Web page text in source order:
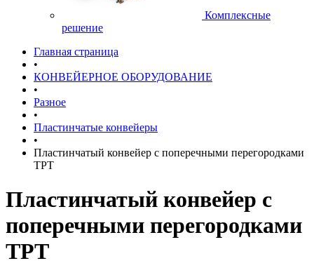
Комплексные
решение
Главная страница
•
КОНВЕЙЕРНОЕ ОБОРУДОВАНИЕ
•
Разное
•
Пластинчатые конвейеры
•
Пластинчатый конвейер с поперечными перегородками
TPT
Пластинчатый конвейер с
поперечными перегородками
TPT